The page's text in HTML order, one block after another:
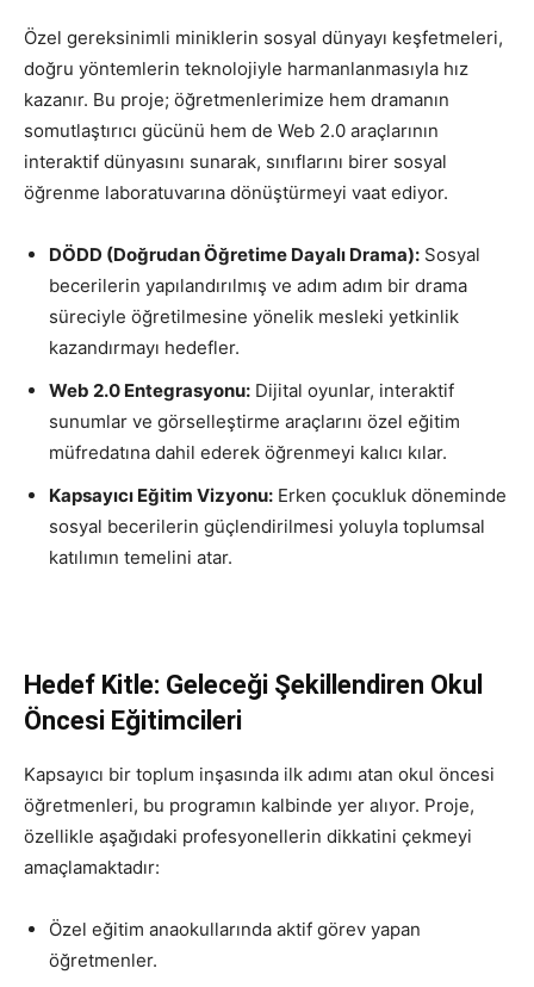
Özel gereksinimli miniklerin sosyal dünyayı keşfetmeleri,
doğru yöntemlerin teknolojiyle harmanlanmasıyla hız
kazanır. Bu proje; öğretmenlerimize hem dramanın
somutlaştırıcı gücünü hem de Web 2.0 araçlarının
interaktif dünyasını sunarak, sınıflarını birer sosyal
öğrenme laboratuvarına dönüştürmeyi vaat ediyor.
DÖDD (Doğrudan Öğretime Dayalı Drama): Sosyal
becerilerin yapılandırılmış ve adım adım bir drama
süreciyle öğretilmesine yönelik mesleki yetkinlik
kazandırmayı hedefler.
Web 2.0 Entegrasyonu: Dijital oyunlar, interaktif
sunumlar ve görselleştirme araçlarını özel eğitim
müfredatına dahil ederek öğrenmeyi kalıcı kılar.
Kapsayıcı Eğitim Vizyonu: Erken çocukluk döneminde
sosyal becerilerin güçlendirilmesi yoluyla toplumsal
katılımın temelini atar.
Hedef Kitle: Geleceği Şekillendiren Okul
Öncesi Eğitimcileri
Kapsayıcı bir toplum inşasında ilk adımı atan okul öncesi
öğretmenleri, bu programın kalbinde yer alıyor. Proje,
özellikle aşağıdaki profesyonellerin dikkatini çekmeyi
amaçlamaktadır:
Özel eğitim anaokullarında aktif görev yapan
öğretmenler.